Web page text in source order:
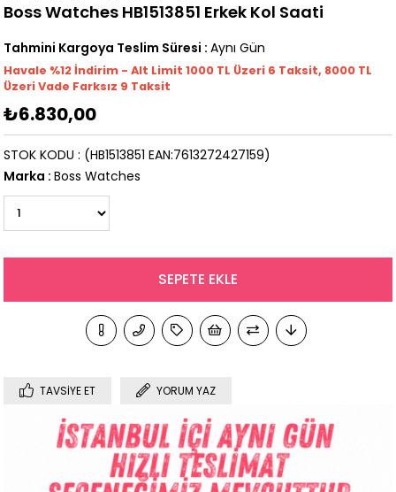
Boss Watches HB1513851 Erkek Kol Saati
Tahmini Kargoya Teslim Süresi : Aynı Gün
Havale %12 İndirim - Alt Limit 1000 TL Üzeri 6 Taksit, 8000 TL
Üzeri Vade Farksız 9 Taksit
₺6.830,00
(HB1513851 EAN:7613272427159)
STOK KODU
Marka : Boss Watches
TAVSIYE ET YORUM YAZ